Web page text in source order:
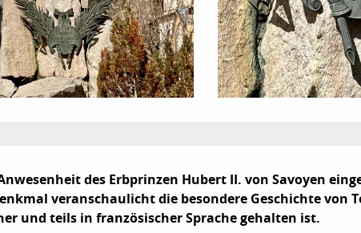
des Erbprinzen Hubert II. von Savoyen
veranschaulicht die besondere Geschichte von
und teils in französischer Sprache gehalten ist.